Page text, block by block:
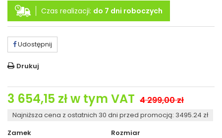
Czas realizacji: do 7 dni roboczych
Udostępnij
Drukuj
3 654,15 złw tym VAT 4 299,00 zł
Najniższa cena z ostatnich 30 dni przed promocją: 3495.24 zł
Zamek
Rozmiar